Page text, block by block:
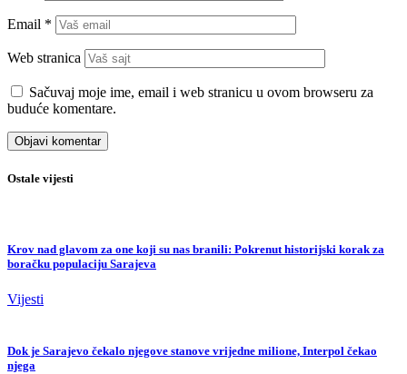
Email *
Web stranica
Sačuvaj moje ime, email i web stranicu u ovom browseru za
buduće komentare.
Ostale vijesti
Krov nad glavom za one koji su nas branili: Pokrenut historijski korak za
boračku populaciju Sarajeva
Vijesti
Dok je Sarajevo čekalo njegove stanove vrijedne milione, Interpol čekao
njega